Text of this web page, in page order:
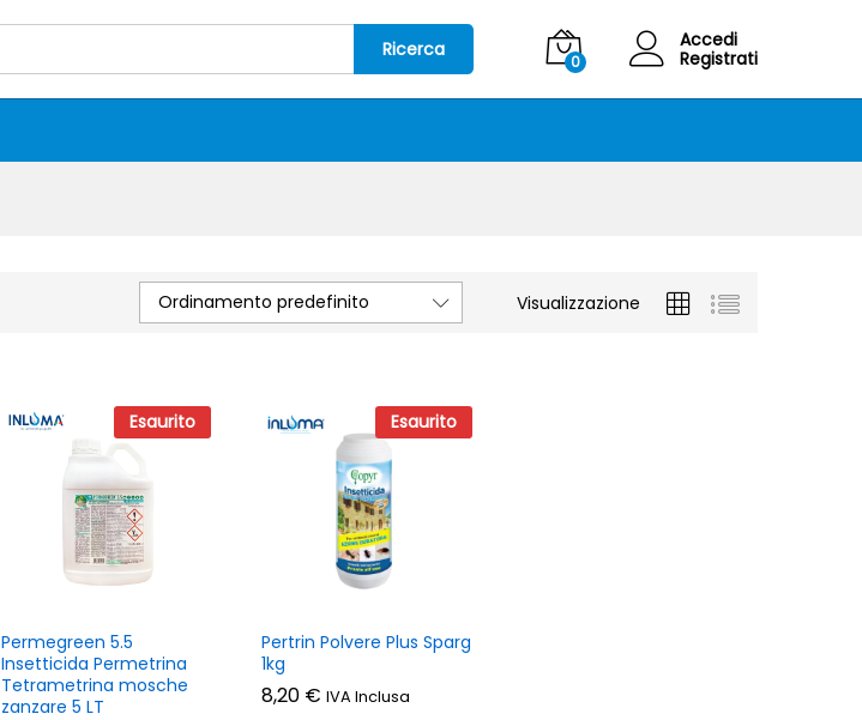
Ricerca
0
Accedi
Registrati
Visualizzazione
Ordinamento predefinito
Esaurito
Permegreen 5.5
Insetticida Permetrina
Tetrametrina mosche
zanzare 5 LT
Esaurito
Pertrin Polvere Plus Sparg
1kg
8,20 € IVA Inclusa
8,20 €